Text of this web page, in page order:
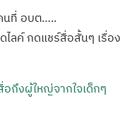
นที่ อบต…..
ไลค์ กดแชร์สื่อสั้นๆ เรื่อง
ถึงผู้ใหญ่จากใจเด็กๆ